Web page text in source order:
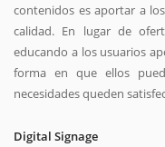
contenidos es aportar a
calidad. En lugar de
educando a los usuarios
forma en que ellos
necesidades queden
Digital Signage